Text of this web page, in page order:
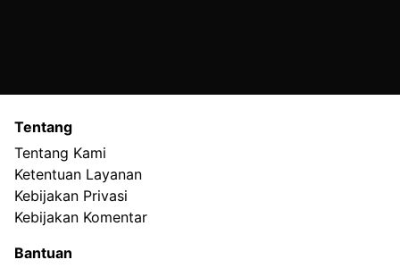
Tentang
Tentang Kami
Ketentuan Layanan
Kebijakan Privasi
Kebijakan Komentar
Bantuan